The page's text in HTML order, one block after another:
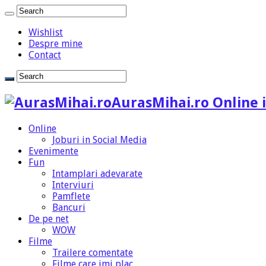
Wishlist
Despre mine
Contact
AurasMihai.ro Online
Online
Joburi in Social Media
Evenimente
Fun
Intamplari adevarate
Interviuri
Pamflete
Bancuri
De pe net
WOW
Filme
Trailere comentate